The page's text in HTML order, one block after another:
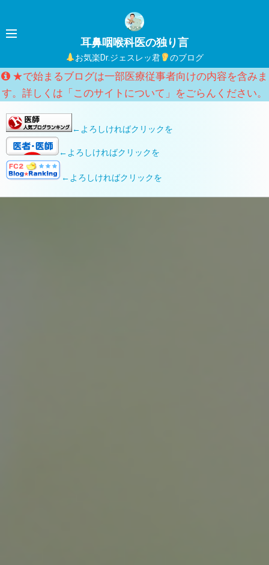
テ
ツ
へ
ス
キ
ッ
耳鼻咽喉科医の独り言
お気楽Dr.ジェスレッ君 のブログ
日本耳鼻咽喉科頭頸部外科学会HPへのリンク
★で始まるブログは一部医療従事者向けの内容を含みま
す。詳しくは「このサイトについて」をごらんください。
←よろしければクリックを
←よろしければクリックを
←よろしければクリックを